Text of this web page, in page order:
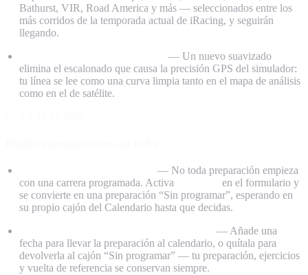
Bathurst, VIR, Road America y más — seleccionados entre los
más corridos de la temporada actual de iRacing, y seguirán
llegando.
— Un nuevo suavizado
elimina el escalonado que causa la precisión GPS del simulador:
tu línea se lee como una curva limpia tanto en el mapa de análisis
como en el de satélite.
— No toda preparación empieza
con una carrera programada. Activa
en el formulario y
se convierte en una preparación “Sin programar”, esperando en
su propio cajón del Calendario hasta que decidas.
— Añade una
fecha para llevar la preparación al calendario, o quítala para
devolverla al cajón “Sin programar” — tu preparación, ejercicios
y vuelta de referencia se conservan siempre.